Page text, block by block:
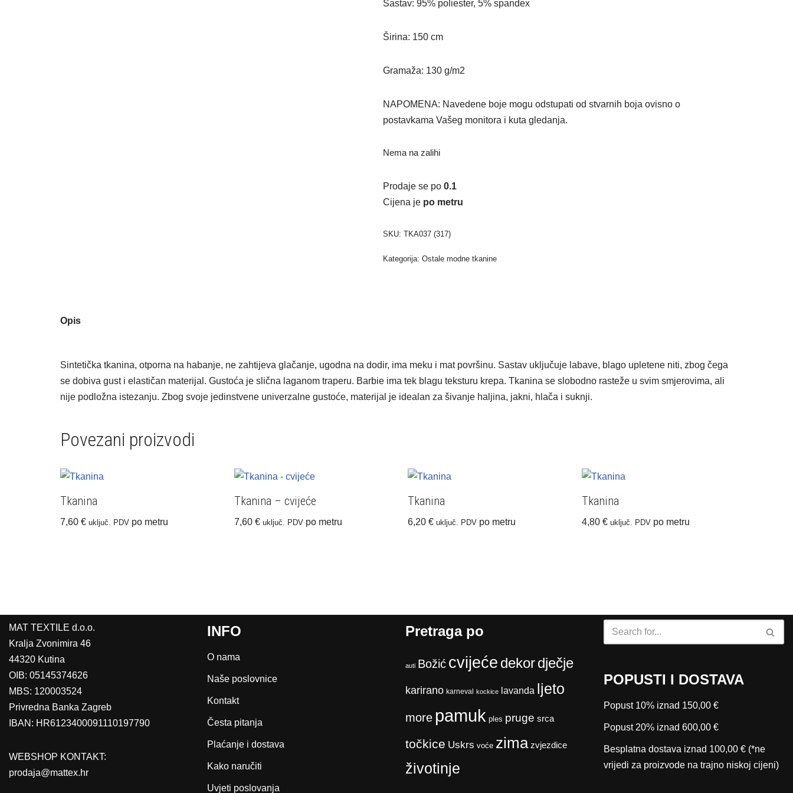
Sastav: 95% poliester, 5% spandex
Širina: 150 cm
Gramaža: 130 g/m2
NAPOMENA: Navedene boje mogu odstupati od stvarnih boja ovisno o
postavkama Vašeg monitora i kuta gledanja.
Nema na zalihi
Prodaje se po0.1
Cijena je po metru
SKU:TKA037 (317)
Kategorija:Ostale modne tkanine
Opis
Sintetička tkanina, otporna na habanje, ne zahtijeva glačanje, ugodna na dodir, ima meku i mat površinu. Sastav uključuje labave, blago upletene niti, zbog čega
se dobiva gust i elastičan materijal. Gustoća je slična laganom traperu. Barbie ima tek blagu teksturu krepa. Tkanina se slobodno rasteže u svim smjerovima, ali
nije podložna istezanju. Zbog svoje jedinstvene univerzalne gustoće, materijal je idealan za šivanje haljina, jakni, hlača i suknji.
Povezani proizvodi
Tkanina
7,60 € uključ. PDV po metru
Tkanina – cvijeće
7,60 € uključ. PDV po metru
Tkanina
6,20€ uključ. PDV po metru
Tkanina
4,80€ uključ. PDV po metru
MAT TEXTILE d.o.o.
Kralja Zvonimira 46
44320 Kutina
OIB: 05145374626
MBS: 120003524
Privredna Banka Zagreb
IBAN: HR6123400091110197790
WEBSHOP KONTAKT:
prodaja@mattex.hr
INFO
O nama
Naše poslovnice
Kontakt
Česta pitanja
Plaćanje i dostava
Kako naručiti
Uvjeti poslovanja
Pretraga po
auti Božić cvijeće dekordječje
karirano karneval kockice lavanda ljeto
more pamuk ples pruge srca
točkice Uskrs voće zima zvjezdice
životinje
POPUSTI I DOSTAVA
Popust 10% iznad 150,00 €
Popust 20% iznad 600,00 €
Besplatna dostava iznad 100,00 € (*ne
vrijedi za proizvode na trajno niskoj cijeni)